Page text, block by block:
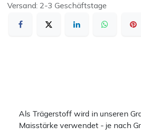
Versand: 2-3 Geschäftstage
Als Trägerstoff wird in unseren
Maisstärke verwendet - je nach